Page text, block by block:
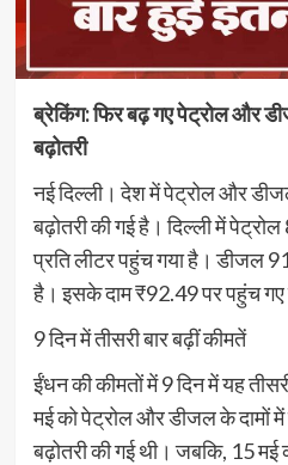
ब्रेकिंग: फिर बढ़ गए पेट्रोल और
बढ़ोतरी
नई दिल्ली। देश में पेट्रोल और
बढ़ोतरी की गई है। दिल्ली में
प्रति लीटर पहुंच गया है। डीजल
है। इसके दाम ₹92.49 पर पहुंच गए
9 दिन में तीसरी बार बढ़ीं कीमतें
ईंधन की कीमतों में 9 दिन में यह
मई को पेट्रोल और डीजल के दामों
बढ़ोतरी की गई थी। जबकि, 15 मई